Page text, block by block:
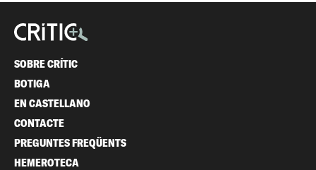
SOBRE CRÍTIC
BOTIGA
EN CASTELLANO
CONTACTE
PREGUNTES FREQÜENTS
HEMEROTECA